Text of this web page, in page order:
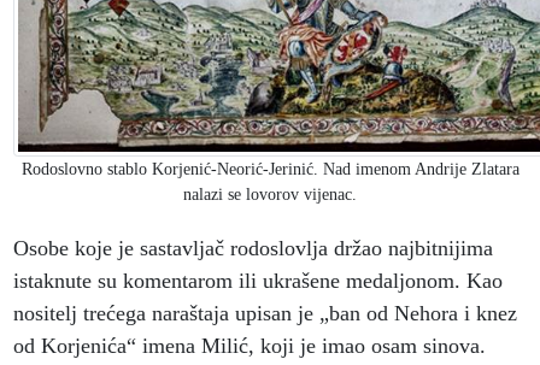
Rodoslovno stablo Korjenić-Neorić-Jerinić. Nad imenom Andrije Zlatara
nalazi se lovorov vijenac.
Osobe koje je sastavljač rodoslovlja držao najbitnijima
istaknute su komentarom ili ukrašene medaljonom. Kao
nositelj trećega naraštaja upisan je „ban od Nehora i knez
od Korjenića“ imena Milić, koji je imao osam sinova.